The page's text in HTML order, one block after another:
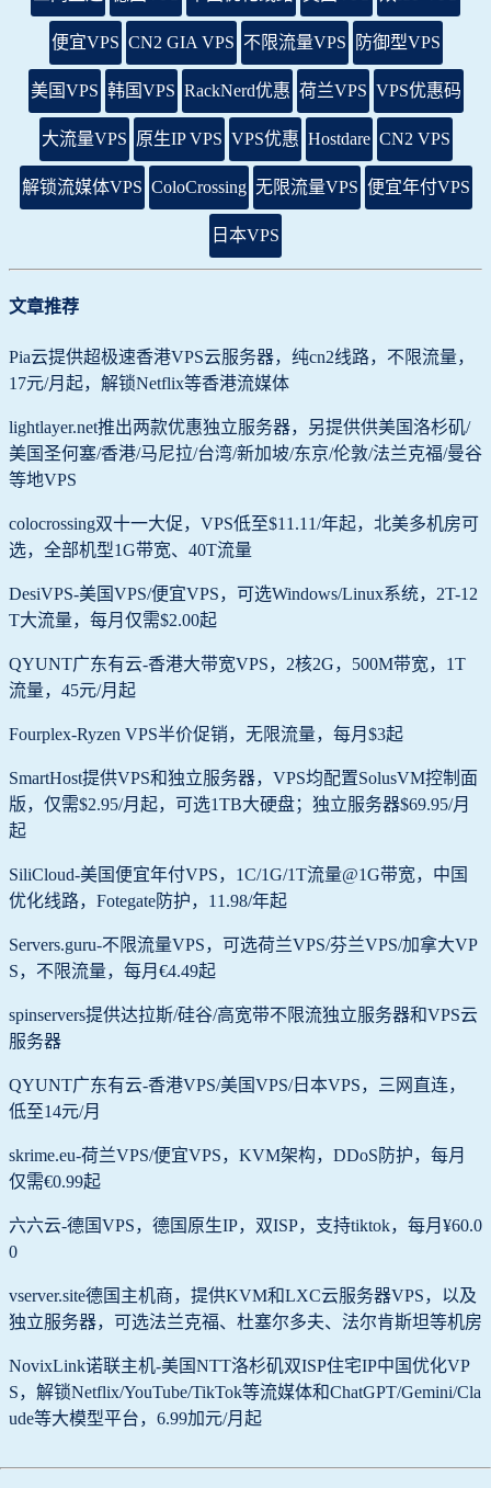
便宜VPS CN2 GIA VPS 不限流量VPS 防御型VPS
美国VPS 韩国VPS RackNerd优惠 荷兰VPS VPS优惠码
大流量VPS 原生IP VPS VPS优惠 Hostdare CN2 VPS
解锁流媒体VPS ColoCrossing 无限流量VPS 便宜年付VPS
日本VPS
文章推荐
Pia云提供超极速香港VPS云服务器，纯cn2线路，不限流量，
17元/月起，解锁Netflix等香港流媒体
lightlayer.net推出两款优惠独立服务器，另提供供美国洛杉矶/
美国圣何塞/香港/马尼拉/台湾/新加坡/东京/伦敦/法兰克福/曼谷
等地VPS
colocrossing双十一大促，VPS低至$11.11/年起，北美多机房可
选，全部机型1G带宽、40T流量
DesiVPS-美国VPS/便宜VPS，可选Windows/Linux系统，2T-12
T大流量，每月仅需$2.00起
QYUNT广东有云-香港大带宽VPS，2核2G，500M带宽，1T
流量，45元/月起
Fourplex-Ryzen VPS半价促销，无限流量，每月$3起
SmartHost提供VPS和独立服务器，VPS均配置SolusVM控制面
版，仅需$2.95/月起，可选1TB大硬盘；独立服务器$69.95/月
起
SiliCloud-美国便宜年付VPS，1C/1G/1T流量@1G带宽，中国
优化线路，Fotegate防护，11.98/年起
Servers.guru-不限流量VPS，可选荷兰VPS/芬兰VPS/加拿大VP
S，不限流量，每月€4.49起
spinservers提供达拉斯/硅谷/高宽带不限流独立服务器和VPS云
服务器
QYUNT广东有云-香港VPS/美国VPS/日本VPS，三网直连，
低至14元/月
skrime.eu-荷兰VPS/便宜VPS，KVM架构，DDoS防护，每月
仅需€0.99起
六六云-德国VPS，德国原生IP，双ISP，支持tiktok，每月¥60.0
0
vserver.site德国主机商，提供KVM和LXC云服务器VPS，以及
独立服务器，可选法兰克福、杜塞尔多夫、法尔肯斯坦等机房
NovixLink诺联主机-美国NTT洛杉矶双ISP住宅IP中国优化VP
S，解锁Netflix/YouTube/TikTok等流媒体和ChatGPT/Gemini/Cla
ude等大模型平台，6.99加元/月起